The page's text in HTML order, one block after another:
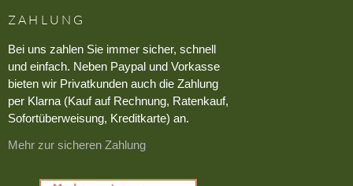
ZAHLUNG
Bei uns zahlen Sie immer sicher, schnell
und einfach. Neben Paypal und Vorkasse
bieten wir Privatkunden auch die Zahlung
per Klarna (Kauf auf Rechnung, Ratenkauf,
Sofortüberweisung, Kreditkarte) an.
Mehr zur sicheren Zahlung